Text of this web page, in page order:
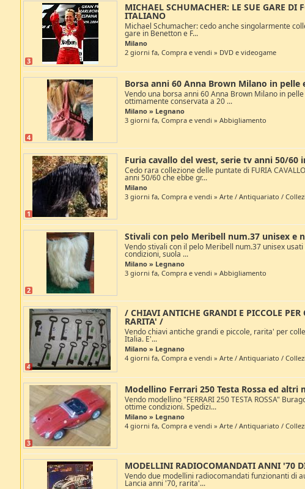
3
MICHAEL SCHUMACHER: LE SUE GARE DI
ITALIANO
Michael Schumacher: cedo anche singolarmente
gare in Benetton e F...
Milano
2 giorni fa, Compra e vendi » DVD e videogame
4
Borsa anni 60 Anna Brown Milano in pelle
Vendo una borsa anni 60 Anna Brown Milano in
ottimamente conservata a 20 ...
Milano » Legnano
3 giorni fa, Compra e vendi » Abbigliamento
1
Furia cavallo del west, serie tv anni 50/60
Cedo rara collezione delle puntate di FURIA
anni 50/60 che ebbe gr...
Milano
3 giorni fa, Compra e vendi » Arte / Antiquariato /
2
Stivali con pelo Meribell num.37 unisex e
Vendo stivali con il pelo Meribell num.37 unisex
condizioni, suola ...
Milano » Legnano
3 giorni fa, Compra e vendi » Abbigliamento
4
/ CHIAVI ANTICHE GRANDI E PICCOLE PER
RARITA' /
Vendo chiavi antiche grandi e piccole, rarita' per
Italia. E'...
Milano » Legnano
4 giorni fa, Compra e vendi » Arte / Antiquariato /
3
Modellino Ferrari 250 Testa Rossa ed altri
Vendo modellino "FERRARI 250 TESTA ROSSA"
ottime condizioni. Spedizi...
Milano » Legnano
4 giorni fa, Compra e vendi » Arte / Antiquariato /
MODELLINI RADIOCOMANDATI ANNI '70
Vendo due modellini radiocomandati funzionanti di
Lancia anni '70, rarita'...